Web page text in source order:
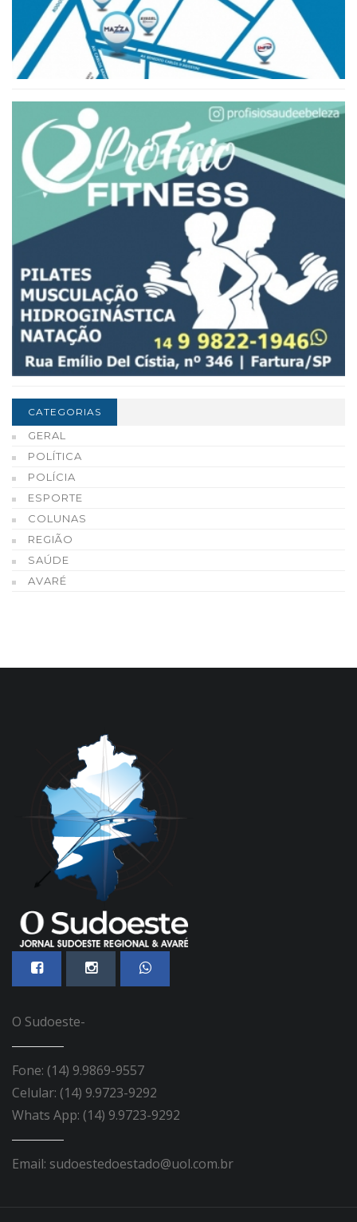
CATEGORIAS
GERAL
POLÍTICA
POLÍCIA
ESPORTE
COLUNAS
REGIÃO
SAÚDE
AVARÉ
O Sudoeste-
Fone: (14) 9.9869-9557
Celular: (14) 9.9723-9292
Whats App: (14) 9.9723-9292
Email: sudoestedoestado@uol.com.br